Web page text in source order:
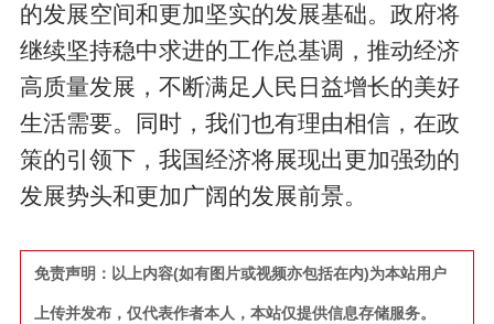
的发展空间和更加坚实的发展基础。政府将
继续坚持稳中求进的工作总基调，推动经济
高质量发展，不断满足人民日益增长的美好
生活需要。同时，我们也有理由相信，在政
策的引领下，我国经济将展现出更加强劲的
发展势头和更加广阔的发展前景。
免责声明：以上内容(如有图片或视频亦包括在内)为本站用户
上传并发布，仅代表作者本人，本站仅提供信息存储服务。